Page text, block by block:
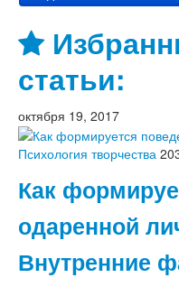
статьи:
октября 19, 2017
Психология творчества
Как
одаренной
Внутренние